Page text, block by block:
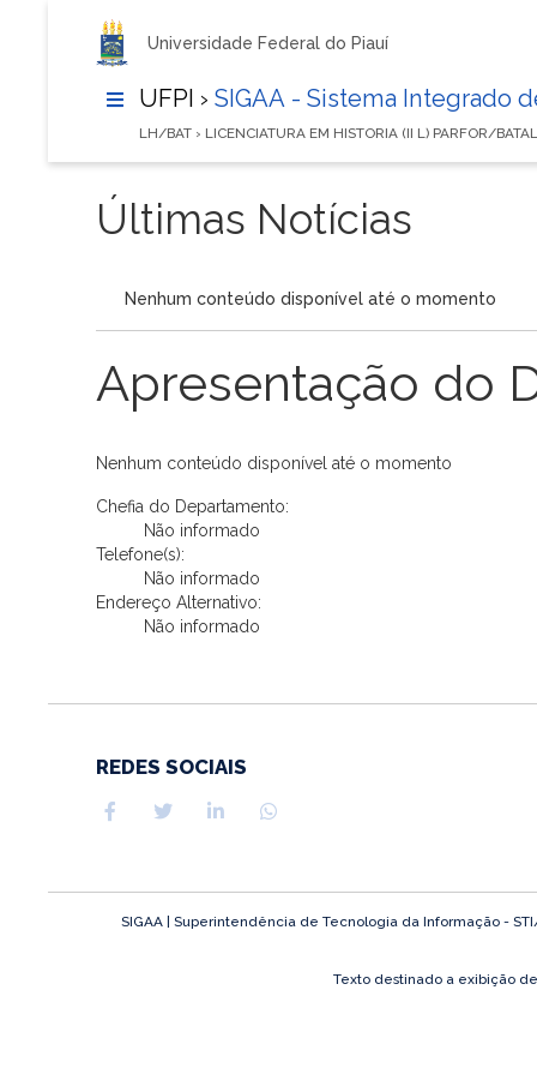
Universidade Federal do Piauí
UFPI › SIGAA - Sistema Integrado
LH/BAT › LICENCIATURA EM HISTORIA (II L) PARFOR/
Últimas Notícias
Nenhum conteúdo disponível até o momento
Apresentação do
Nenhum conteúdo disponível até o momento
Chefia do Departamento:
Não informado
Telefone(s):
Não informado
Endereço Alternativo:
Não informado
REDES SOCIAIS
SIGAA | Superintendência de Tecnologia da Informação -
Texto destinado a exibição